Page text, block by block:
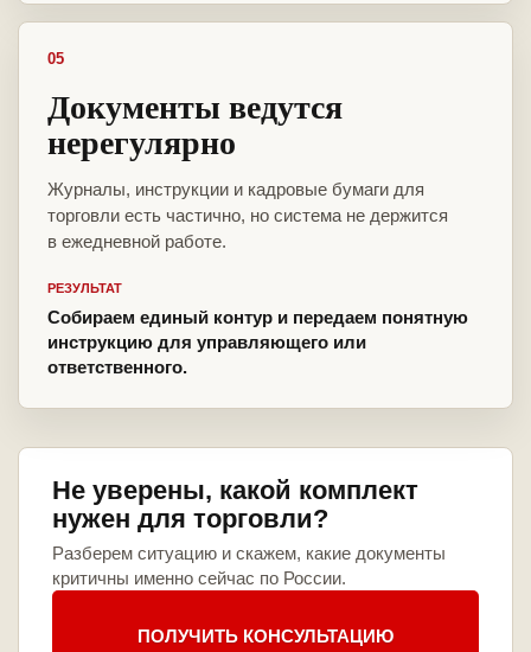
05
Документы ведутся
нерегулярно
Журналы, инструкции и кадровые бумаги для
торговли есть частично, но система не держится
в ежедневной работе.
РЕЗУЛЬТАТ
Собираем единый контур и передаем понятную
инструкцию для управляющего или
ответственного.
Не уверены, какой комплект
нужен для торговли?
Разберем ситуацию и скажем, какие документы
критичны именно сейчас по России.
ПОЛУЧИТЬ КОНСУЛЬТАЦИЮ